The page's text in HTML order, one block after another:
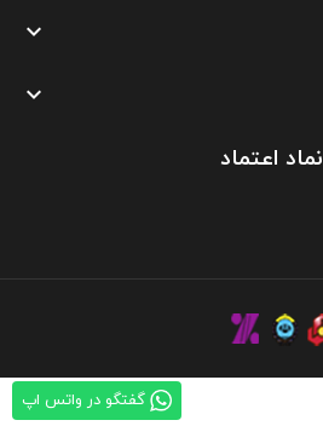


نماد اعتماد
گفتگو در واتس اپ